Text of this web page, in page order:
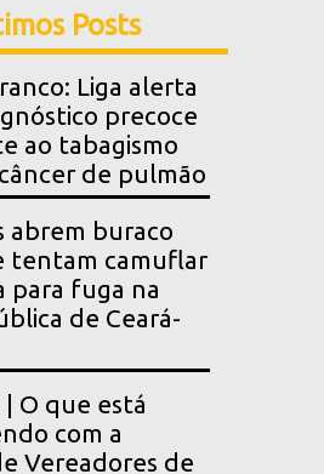
Posts
Liga alerta
precoce
ao tabagismo
de pulmão
abrem buraco
tentam camuflar
para fuga na
de Ceará-
| O que está
com a
Vereadores de